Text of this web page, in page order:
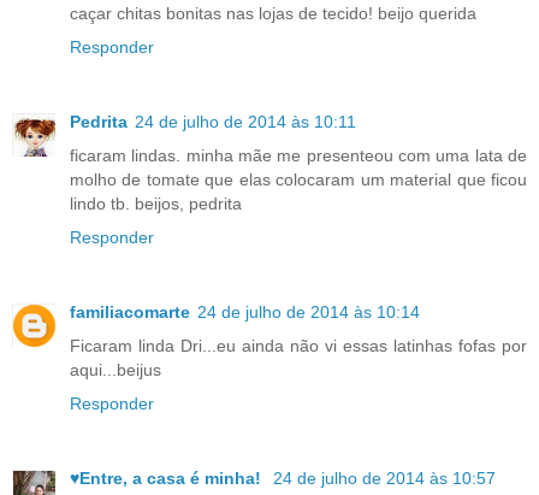
caçar chitas bonitas nas lojas de tecido! beijo querida
Responder
Pedrita 24 de julho de 2014 às 10:11
ficaram lindas. minha mãe me presenteou com uma lata de
molho de tomate que elas colocaram um material que ficou
lindo tb. beijos, pedrita
Responder
familiacomarte 24 de julho de 2014 às 10:14
Ficaram linda Dri...eu ainda não vi essas latinhas fofas por
aqui...beijus
Responder
♥Entre, a casa é minha! 24 de julho de 2014 às 10:57